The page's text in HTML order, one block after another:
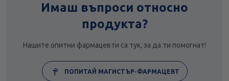
Имаш въпроси относно
продукта?
Нашите опитни фармацевти са тук, за да ти помогнат!
ПОПИТАЙ МАГИСТЪР-ФАРМАЦЕВТ